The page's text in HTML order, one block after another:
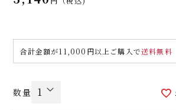
合計金額が11,000円以上ご購入で送料無料